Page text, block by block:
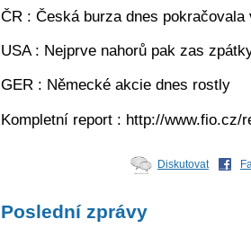
ČR : Česká burza dnes pokračovala
USA : Nejprve nahorů pak zas
GER : Německé akcie dnes rostly
Kompletní report : http://www.fio.cz/
Diskutovat
Poslední zprávy